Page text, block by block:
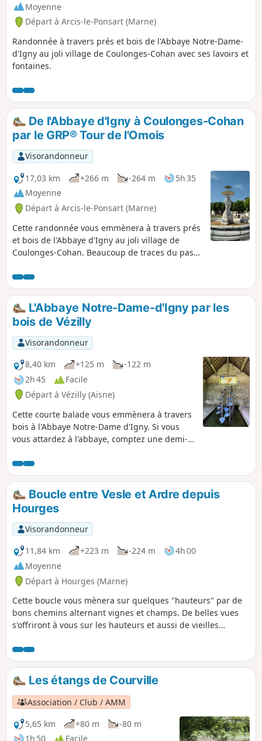
Moyenne
Départ à Arcis-le-Ponsart (Marne)
Randonnée à travers prés et bois de l'Abbaye Notre-Dame-
d'Igny au joli village de Coulonges-Cohan avec ses lavoirs et
fontaines.
De l'Abbaye d'Igny à Coulonges-Cohan
par le GRP® Tour de l'Omois
Visorandonneur
17,03 km
+266 m -264 m
5h 35
Moyenne
Départ à Arcis-le-Ponsart (Marne)
Cette randonnée vous emmènera à travers prés
et bois de l'Abbaye d'Igny au joli village de
Coulonges-Cohan. Beaucoup de traces du passé
dans les bois.
L'Abbaye Notre-Dame-d'Igny par les
bois de Vézilly
Visorandonneur
8,40 km
+125 m
-122 m
2h 45
Facile
Départ à Vézilly (Aisne)
Cette courte balade vous emmènera à travers
bois à l'Abbaye Notre-Dame d'Igny. Si vous
vous attardez à l'abbaye, comptez une demi-
Boucle entre Vesle et Ardre depuis
Hourges
Visorandonneur
11,84 km
+223 m -224 m
4h 00
Moyenne
Départ à Hourges (Marne)
Cette boucle vous mènera sur quelques "hauteurs" par de
bons chemins alternant vignes et champs. De belles vues
s'offriront à vous sur les hauteurs et aussi de vieilles
balisage Jaune.
Les étangs de Courville
Association / Club / AMM
5,65 km
+80 m
-80 m
1h 50
Facile